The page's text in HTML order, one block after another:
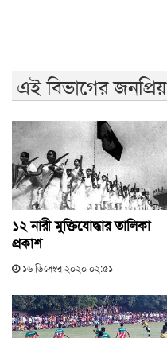
এই বিভাগের
১২ নারী মুক্তিযোদ্ধার তালিকা
প্রকাশ
১৬ ডিসেম্বর ২০২০ ০২:৫১